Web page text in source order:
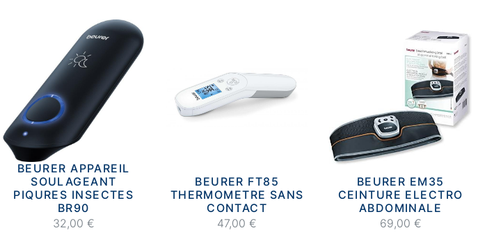
BEURER APPAREIL
SOULAGEANT
PIQURES INSECTES
BR90
32,00 €
BEURER FT85
THERMOMETRE SANS
CONTACT
47,00 €
BEURER EM35
CEINTURE ELECTRO
ABDOMINALE
69,00 €